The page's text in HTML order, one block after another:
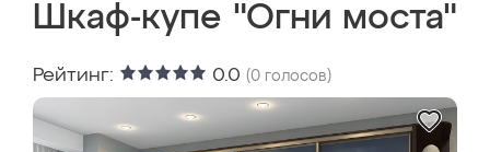
Шкаф-купе "Огни моста"
Рейтинг: 0.0 (0 голосов)